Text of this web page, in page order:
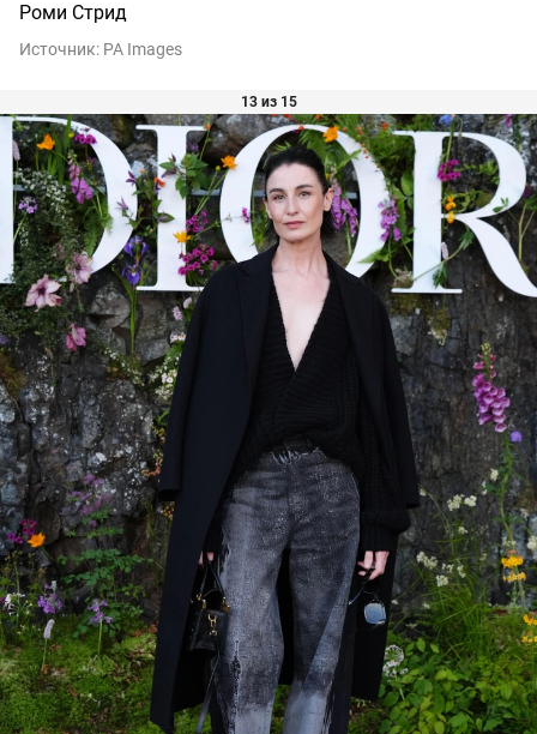
Роми Стрид
Источник: PA Images
13 из 15